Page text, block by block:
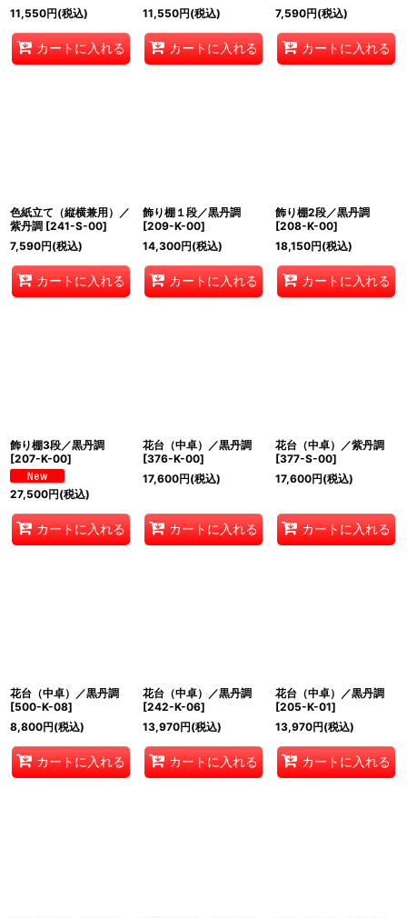
11,550円(税込)
カートに入れる
11,550円(税込)
カートに入れる
7,590円(税込)
カートに入れる
色紙立て（縦横兼用）／
紫丹調 [241-S-00]
7,590円(税込)
カートに入れる
飾り棚１段／黒丹調
[209-K-00]
14,300円(税込)
カートに入れる
飾り棚2段／黒丹調
[208-K-00]
18,150円(税込)
カートに入れる
飾り棚3段／黒丹調
[207-K-00]
27,500円(税込)
カートに入れる
花台（中卓）／黒丹調
[376-K-00]
17,600円(税込)
カートに入れる
花台（中卓）／紫丹調
[377-S-00]
17,600円(税込)
カートに入れる
花台（中卓）／黒丹調
[500-K-08]
8,800円(税込)
カートに入れる
花台（中卓）／黒丹調
[242-K-06]
13,970円(税込)
カートに入れる
花台（中卓）／黒丹調
[205-K-01]
13,970円(税込)
カートに入れる